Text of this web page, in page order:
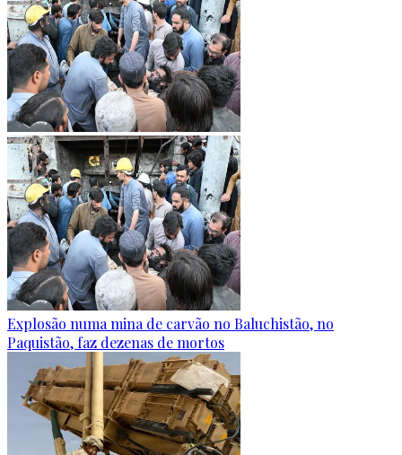
Explosão numa mina de carvão no Baluchistão, no
Paquistão, faz dezenas de mortos